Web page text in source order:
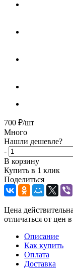
700 ₽/шт
Много
Нашли дешевле?
-
В корзину
Купить в 1 клик
Поделиться
Цена
отличаться от цен
Описание
Как купить
Оплата
Доставка